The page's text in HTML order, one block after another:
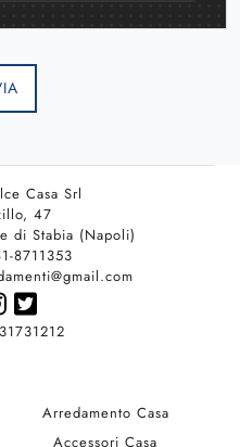
Casa Srl
47
di Stabia (Napoli)
8711353
Arredamento Casa
Accessori Casa